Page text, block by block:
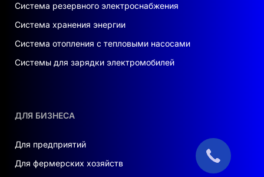
Система резервного электроснабжения
Система хранения энергии
Система отопления с тепловыми насосами
Системы для зарядки электромобилей
ДЛЯ БИЗНЕСА
Для предприятий
Для фермерских хозяйств